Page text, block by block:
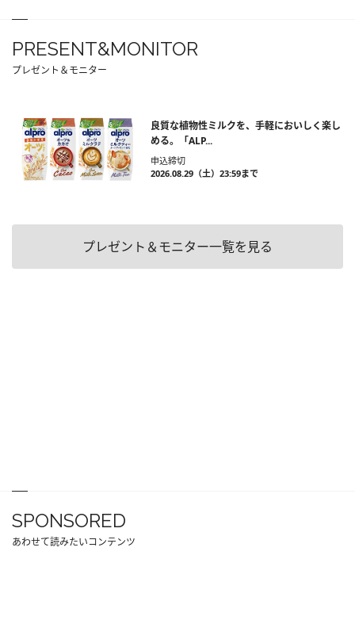
PRESENT&MONITOR
プレゼント＆モニター
良質な植物性ミルクを、手軽においしく楽し
める。「ALP...
申込締切
2026.08.29（土）23:59まで
プレゼント＆モニター一覧を見る
SPONSORED
あわせて読みたいコンテンツ